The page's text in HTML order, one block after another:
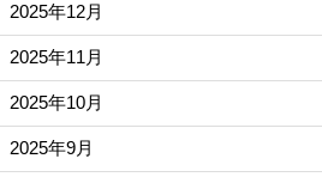
2025年12月
2025年11月
2025年10月
2025年9月